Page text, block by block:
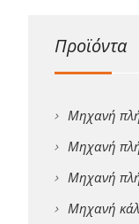
Προϊόντα
Μηχανή
Μηχανή
Μηχανή
Μηχανή